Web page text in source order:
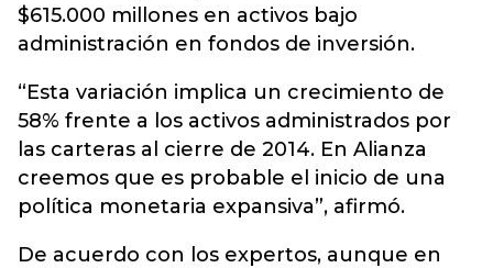
$615.000 millones en activos bajo
administración en fondos de inversión.
“Esta variación implica un crecimiento de
58% frente a los activos administrados por
las carteras al cierre de 2014. En Alianza
creemos que es probable el inicio de una
política monetaria expansiva”, afirmó.
De acuerdo con los expertos, aunque en